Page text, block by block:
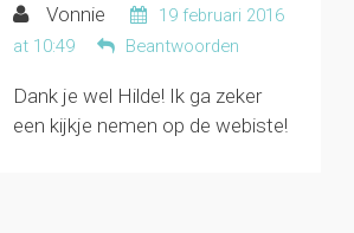
Vonnie
19 februari 2016
at 10:49
Beantwoorden
Dank je wel Hilde! Ik ga zeker
een kijkje nemen op de webiste!